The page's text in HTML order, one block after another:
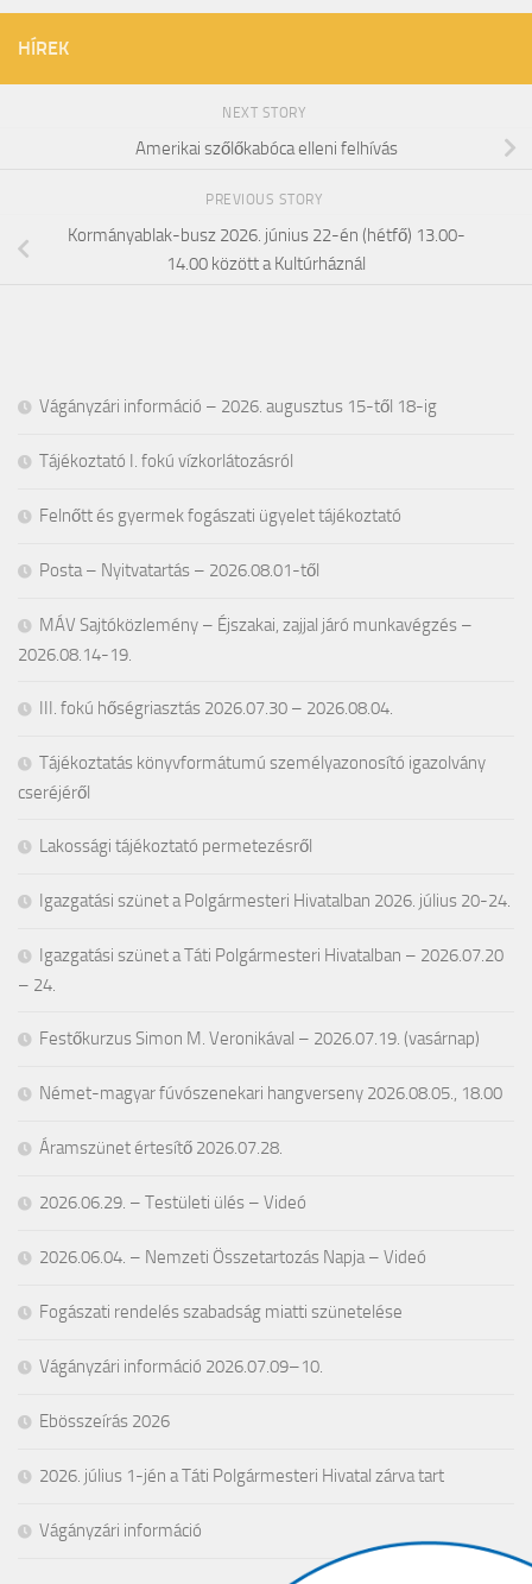
HÍREK
NEXT STORY
Amerikai szőlőkabóca elleni felhívás
PREVIOUS STORY
Kormányablak-busz 2026. június 22-én (hétfő) 13.00-
14.00 között a Kultúrháznál
Vágányzári információ – 2026. augusztus 15-től 18-ig
Tájékoztató I. fokú vízkorlátozásról
Felnőtt és gyermek fogászati ügyelet tájékoztató
Posta – Nyitvatartás – 2026.08.01-től
MÁV Sajtóközlemény – Éjszakai, zajjal járó munkavégzés –
2026.08.14-19.
III. fokú hőségriasztás 2026.07.30 – 2026.08.04.
Tájékoztatás könyvformátumú személyazonosító igazolvány
cseréjéről
Lakossági tájékoztató permetezésről
Igazgatási szünet a Polgármesteri Hivatalban 2026. július 20-24.
Igazgatási szünet a Táti Polgármesteri Hivatalban – 2026.07.20
– 24.
Festőkurzus Simon M. Veronikával – 2026.07.19. (vasárnap)
Német-magyar fúvószenekari hangverseny 2026.08.05., 18.00
Áramszünet értesítő 2026.07.28.
2026.06.29. – Testületi ülés – Videó
2026.06.04. – Nemzeti Összetartozás Napja – Videó
Fogászati rendelés szabadság miatti szünetelése
Vágányzári információ 2026.07.09–10.
Ebösszeírás 2026
2026. július 1-jén a Táti Polgármesteri Hivatal zárva tart
Vágányzári információ